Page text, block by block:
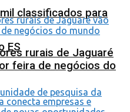
classificados para
ES rurais de Jaguaré
feira de negócios do